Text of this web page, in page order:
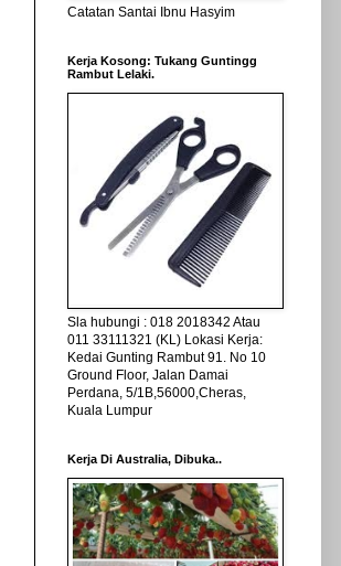
Catatan Santai Ibnu Hasyim
Kerja Kosong: Tukang Guntingg
Rambut Lelaki.
Sla hubungi : 018 2018342 Atau
011 33111321 (KL) Lokasi Kerja:
Kedai Gunting Rambut 91. No 10
Ground Floor, Jalan Damai
Perdana, 5/1B,56000,Cheras,
Kuala Lumpur
Kerja Di Australia, Dibuka..